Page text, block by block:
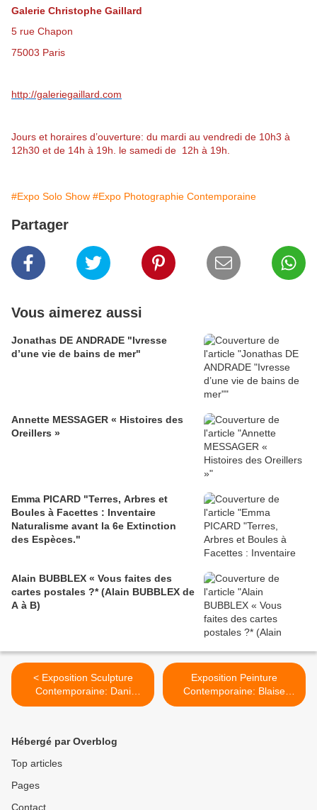
Galerie Christophe Gaillard
5 rue Chapon
75003 Paris
http://galeriegaillard.com
Jours et horaires d’ouverture: du mardi au vendredi de 10h3 à
12h30 et de 14h à 19h. le samedi de 12h à 19h.
#Expo Solo Show #Expo Photographie Contemporaine
Partager
Vous aimerez aussi
Jonathas DE ANDRADE "Ivresse
d’une vie de bains de mer"
Annette MESSAGER « Histoires des
Oreillers »
Emma PICARD "Terres, Arbres et
Boules à Facettes : Inventaire
Naturalisme avant la 6e Extinction
des Espèces."
Alain BUBBLEX « Vous faites des
cartes postales ?* (Alain BUBBLEX de
A à B)
< Exposition Sculpture
Contemporaine: Dani
KARAVAN « Adama »
Exposition Peinture
Contemporaine: Blaise
DRUMMOND « A History of
Hébergé par Overblog
Top articles
Pages
Contact